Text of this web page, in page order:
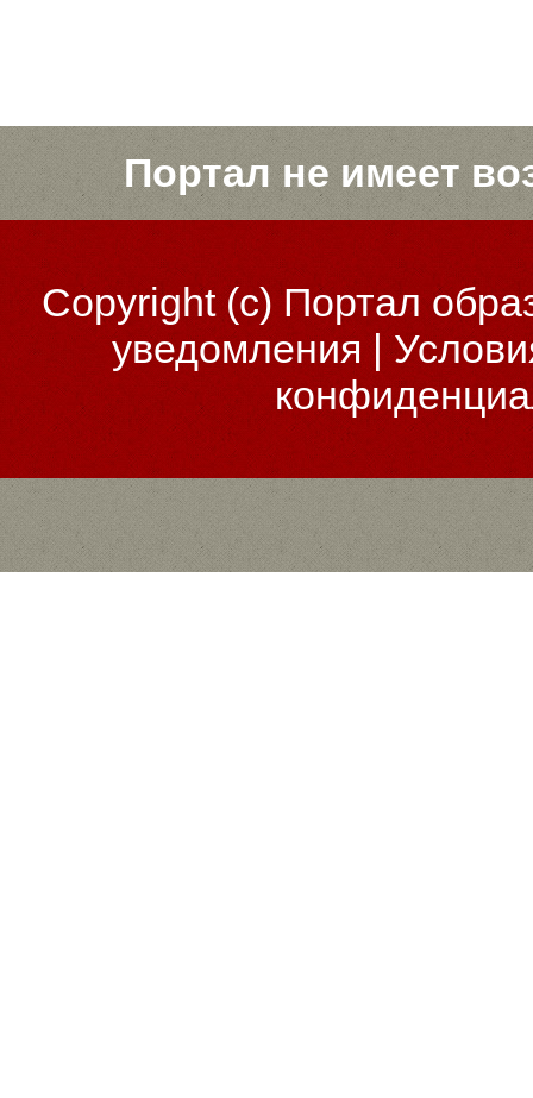
Портал не имеет
Copyright (c)Портал
уведомления |